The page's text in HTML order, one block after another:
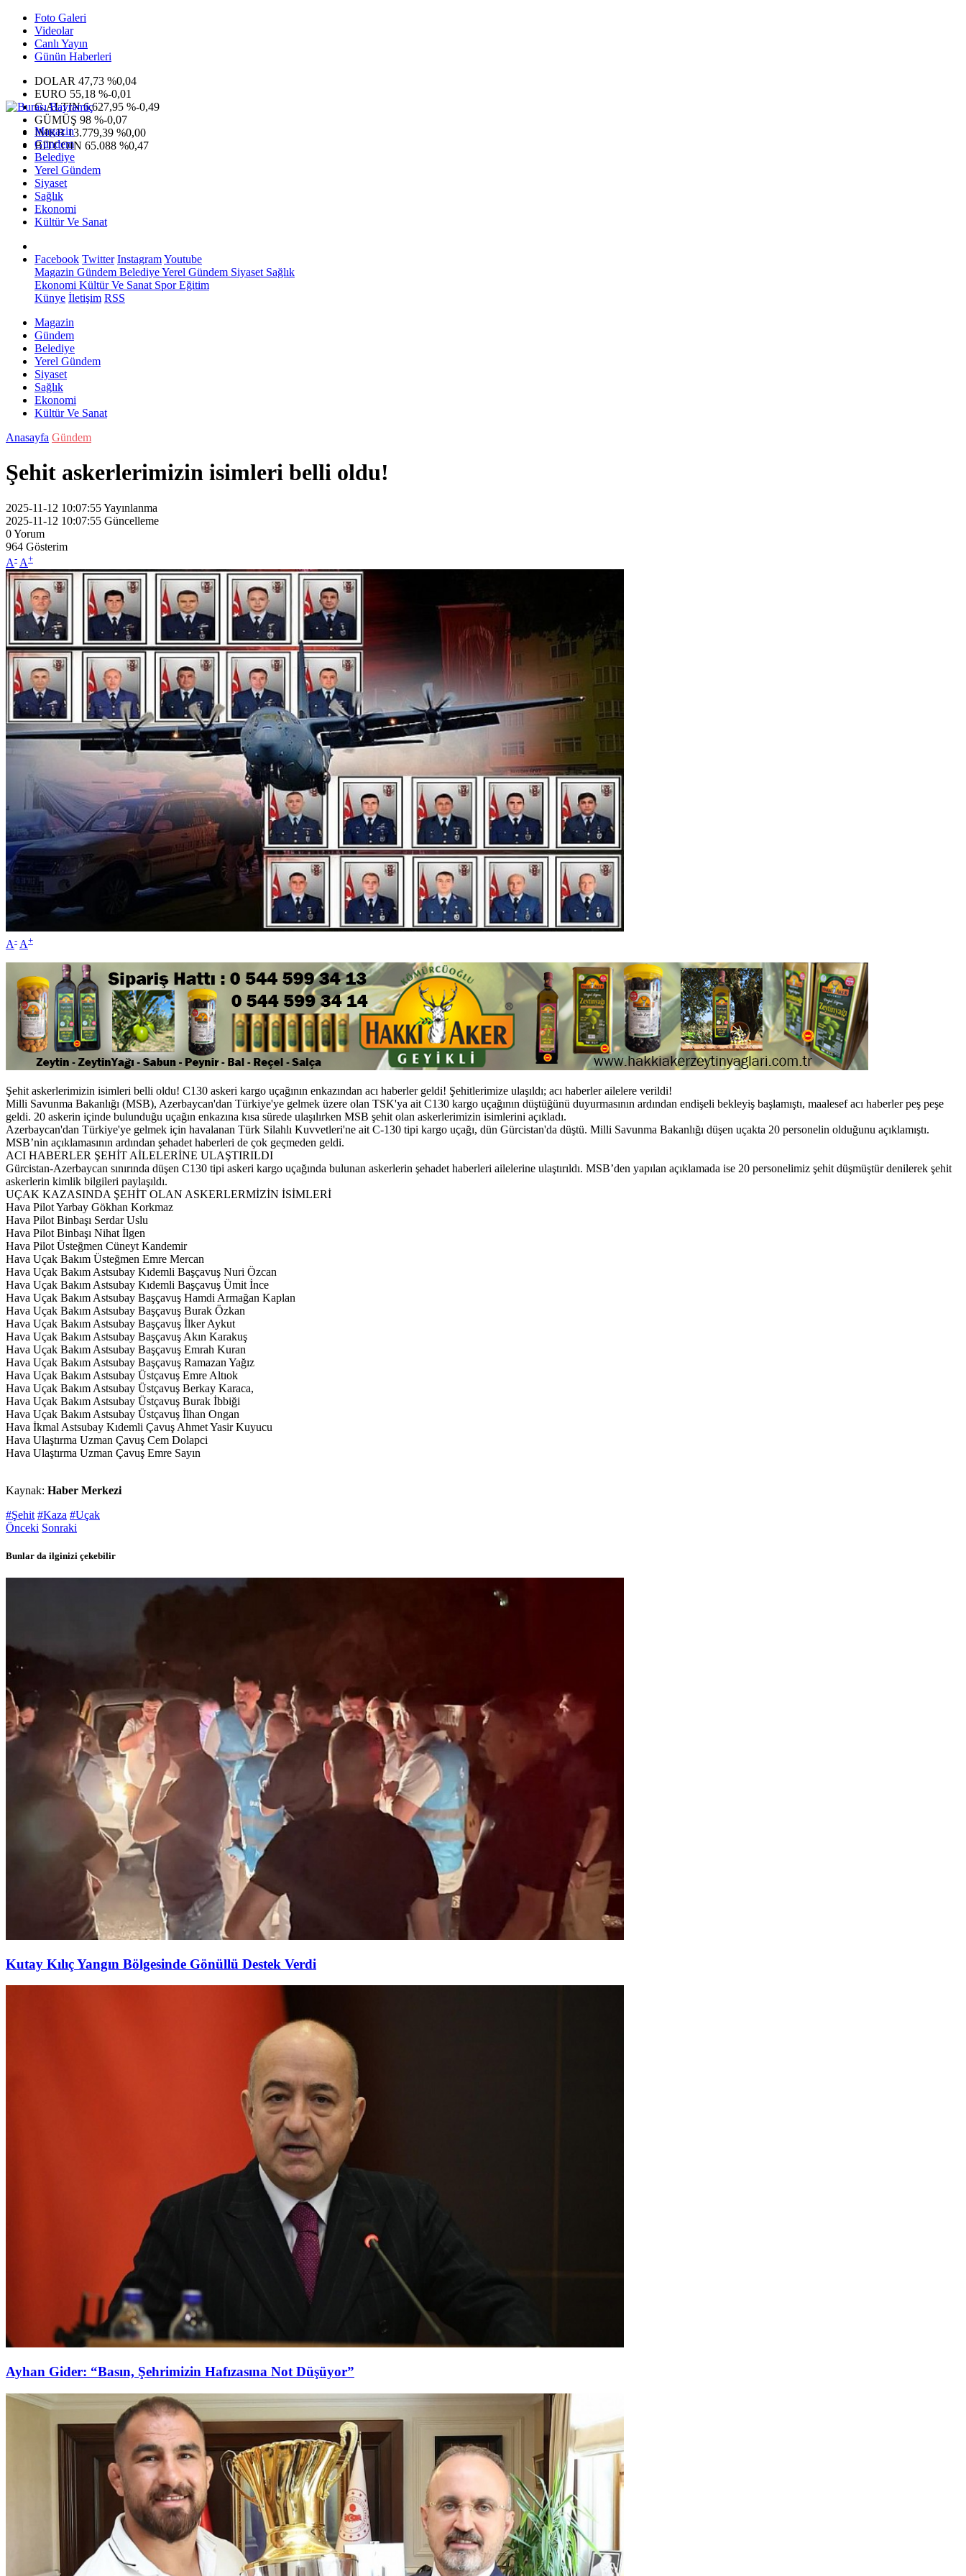
Foto Galeri
Videolar
Canlı Yayın
Günün Haberleri
DOLAR 47,73 %0,04
EURO 55,18 %-0,01
G.ALTIN6.627,95 %-0,49
GÜMÜŞ 98 %-0,07
IMKB13.779,39 %0,00
BITCOIN 65.088 %0,47
Magazin
Gündem
Belediye
Yerel Gündem
Siyaset
Sağlık
Ekonomi
Kültür Ve Sanat
Facebook Twitter InstagramYoutube
Magazin Gündem BelediyeYerel Gündem Siyaset Sağlık
Ekonomi Kültür Ve Sanat SporEğitim
Künye İletişim RSS
Magazin
Gündem
Belediye
Yerel Gündem
Siyaset
Sağlık
Ekonomi
Kültür Ve Sanat
Anasayfa Gündem
Şehit askerlerimizin isimleri belli oldu!
2025-11-12 10:07:55Yayınlanma
2025-11-12 10:07:55 Güncelleme
0Yorum
964 Gösterim
A- A+
A- A+
Şehit askerlerimizin isimleri belli oldu! C130 askeri kargo uçağının enkazından acı haberler geldi! Şehitlerimize ulaşıldı; acı haberler ailelere verildi!
Milli Savunma Bakanlığı (MSB), Azerbaycan'dan Türkiye'ye gelmek üzere olan TSK'ya ait C130 kargo uçağının düştüğünü duyurmasının ardından endişeli bekleyiş başlamıştı, maalesef acı haberler peş peşe
geldi. 20 askerin içinde bulunduğu uçağın enkazına kısa sürede ulaşılırken MSB şehit olan askerlerimizin isimlerini açıkladı.
Azerbaycan'dan Türkiye'ye gelmek için havalanan Türk Silahlı Kuvvetleri'ne ait C-130 tipi kargo uçağı, dün Gürcistan'da düştü. Milli Savunma Bakanlığı düşen uçakta 20 personelin olduğunu açıklamıştı.
MSB’nin açıklamasının ardından şehadet haberleri de çok geçmeden geldi.
ACI HABERLER ŞEHİT AİLELERİNE ULAŞTIRILDI
Gürcistan-Azerbaycan sınırında düşen C130 tipi askeri kargo uçağında bulunan askerlerin şehadet haberleri ailelerine ulaştırıldı. MSB’den yapılan açıklamada ise 20 personelimiz şehit düşmüştür denilerek şehit
askerlerin kimlik bilgileri paylaşıldı.
UÇAK KAZASINDA ŞEHİT OLAN ASKERLERMİZİN İSİMLERİ
Hava Pilot Yarbay Gökhan Korkmaz
Hava Pilot Binbaşı Serdar Uslu
Hava Pilot Binbaşı Nihat İlgen
Hava Pilot Üsteğmen Cüneyt Kandemir
Hava Uçak Bakım Üsteğmen Emre Mercan
Hava Uçak Bakım Astsubay Kıdemli Başçavuş Nuri Özcan
Hava Uçak Bakım Astsubay Kıdemli Başçavuş Ümit İnce
Hava Uçak Bakım Astsubay Başçavuş Hamdi Armağan Kaplan
Hava Uçak Bakım Astsubay Başçavuş Burak Özkan
Hava Uçak Bakım Astsubay Başçavuş İlker Aykut
Hava Uçak Bakım Astsubay Başçavuş Akın Karakuş
Hava Uçak Bakım Astsubay Başçavuş Emrah Kuran
Hava Uçak Bakım Astsubay Başçavuş Ramazan Yağız
Hava Uçak Bakım Astsubay Üstçavuş Emre Altıok
Hava Uçak Bakım Astsubay Üstçavuş Berkay Karaca,
Hava Uçak Bakım Astsubay Üstçavuş Burak İbbiği
Hava Uçak Bakım Astsubay Üstçavuş İlhan Ongan
Hava İkmal Astsubay Kıdemli Çavuş Ahmet Yasir Kuyucu
Hava Ulaştırma Uzman Çavuş Cem Dolapci
Hava Ulaştırma Uzman Çavuş Emre Sayın
Kaynak: Haber Merkezi
#Şehit #Kaza #Uçak
Önceki Sonraki
Bunlar da ilginizi çekebilir
Kutay Kılıç Yangın Bölgesinde Gönüllü Destek Verdi
Ayhan Gider: “Basın, Şehrimizin Hafızasına Not Düşüyor”